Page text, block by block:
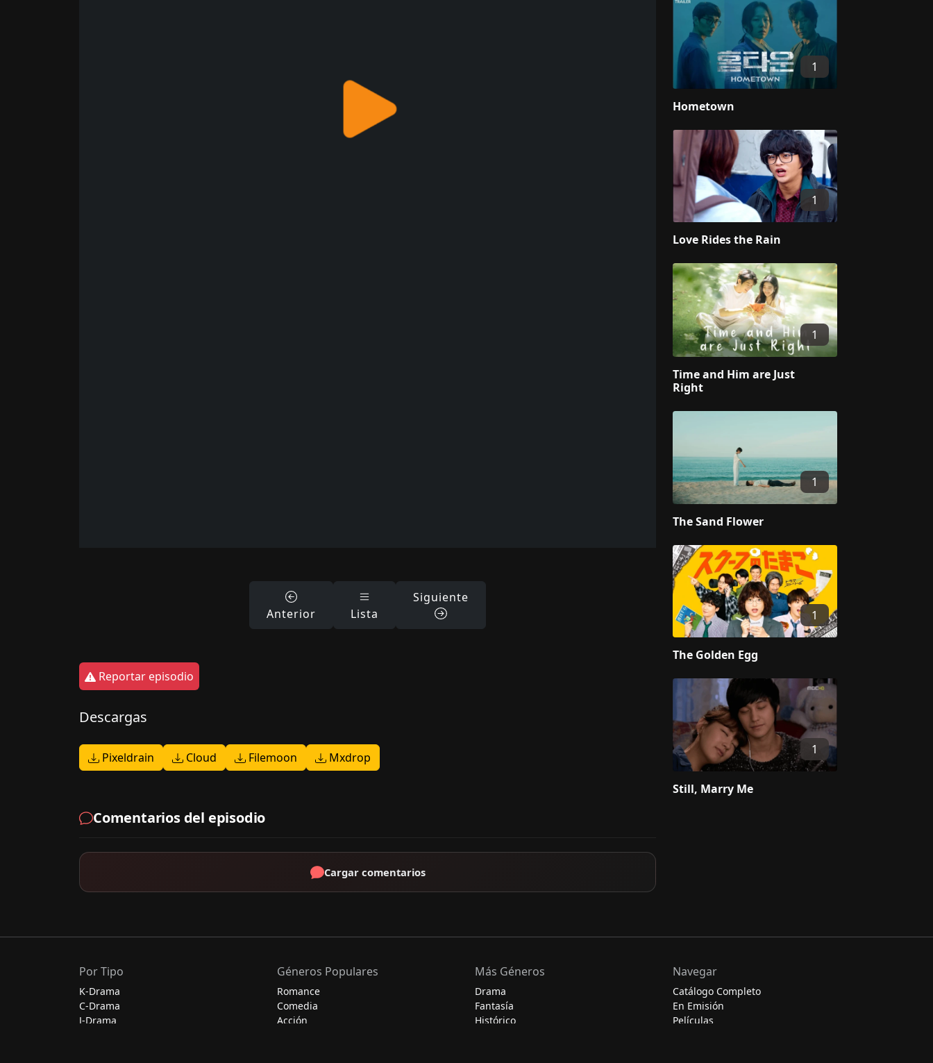
Anterior Lista
Siguiente
Reportar episodio
Descargas
Pixeldrain Cloud Filemoon Mxdrop
Comentarios del episodio
Cargar comentarios
1
Hometown
1
Love Rides the Rain
1
Time and Him are Just
Right
1
The Sand Flower
1
The Golden Egg
1
Still, Marry Me
Por Tipo
K-Drama
C-Drama
J-Drama
Géneros Populares
Romance
Comedia
Acción
Más Géneros
Drama
Fantasía
Histórico
Navegar
Catálogo Completo
En Emisión
Películas